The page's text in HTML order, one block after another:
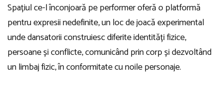
Spațiul ce-l înconjoară pe performer oferă o platformă
pentru expresii nedefinite, un loc de joacă experimental
unde dansatorii construiesc diferite identități fizice,
persoane și conflicte, comunicând prin corp și dezvoltând
un limbaj fizic, în conformitate cu noile personaje.